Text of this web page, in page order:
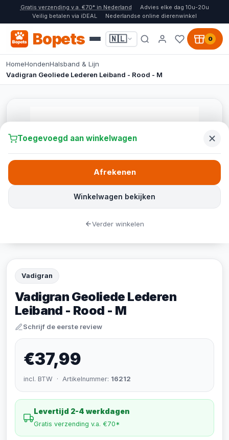
Gratis verzending v.a. €70* in Nederland
Advies elke dag 10u-20u
Veilig betalen via iDEAL
Nederlandse online dierenwinkel
Bopets 🇳🇱 0
HomeHondenHalsband & Lijn
Vadigran Geoliede Lederen Leiband - Rood - M
Vadigran
Vadigran Geoliede Lederen
Leiband - Rood - M
Schrijf de eerste review
€37,99
incl. BTW · Artikelnummer: 16212
Levertijd 2-4 werkdagen
Gratis verzending v.a. €70*
Toegevoegd aan winkelwagen
Winkelwagen bekijken
Afrekenen
Verder winkelen